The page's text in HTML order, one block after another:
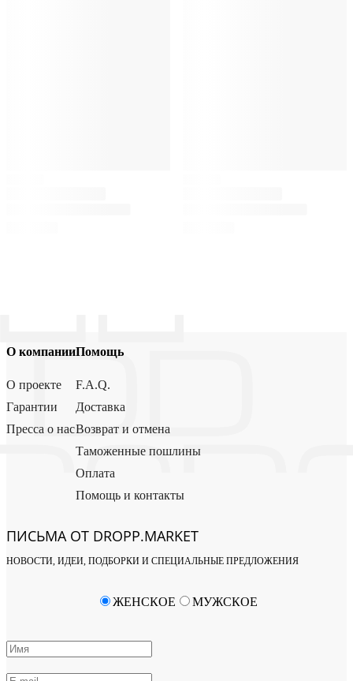
О компании
О проекте
Гарантии
Пресса о нас
Помощь
F.A.Q.
Доставка
Возврат и отмена
Таможенные пошлины
Оплата
Помощь и контакты
ПИСЬМА ОТ DROPP.MARKET
НОВОСТИ, ИДЕИ, ПОДБОРКИ И СПЕЦИАЛЬНЫЕ ПРЕДЛОЖЕНИЯ
ЖЕНСКОЕ МУЖСКОЕ